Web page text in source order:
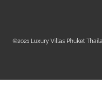
©2021 Luxury Villas Phuket